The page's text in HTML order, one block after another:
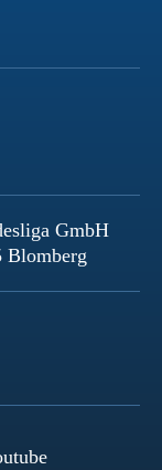
GmbH
Blomberg